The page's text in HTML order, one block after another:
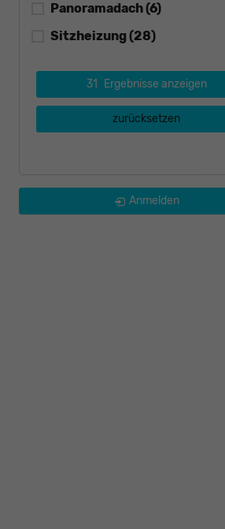
Panoramadach(6)
Sitzheizung(28)
31 Ergebnisse anzeigen
zurücksetzen
Anmelden